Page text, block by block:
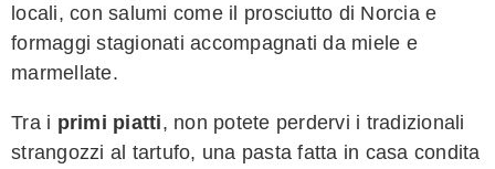
locali, con salumi come il prosciutto di Norcia e
formaggi stagionati accompagnati da miele e
marmellate.
Tra i primi piatti, non potete perdervi i tradizionali
strangozzi al tartufo, una pasta fatta in casa condita